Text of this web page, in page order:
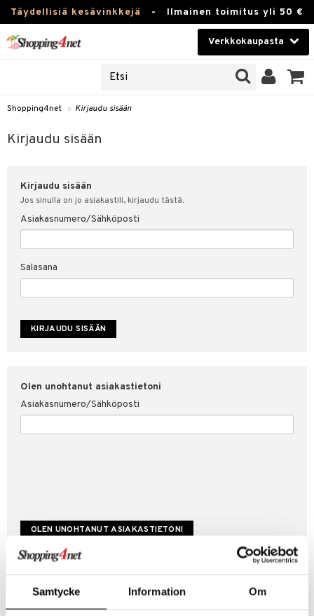
Samtycke Information Om
Täydellisiä kesävinkkejä - Ilmainen toimitus yli 50 €
Verkkokaupasta
Piilolinssit
Luontaistuotteet
Fitness
Koti & Sisustus
Lelut, Lapsi & Vauva
Tuotemerkkejä
Shopping4net » Kirjaudu sisään
Kirjaudu sisään
Kirjaudu sisään
Jos sinulla on jo asiakastili, kirjaudu tästä.
Asiakasnumero/Sähköposti
Salasana
Olen unohtanut asiakastietoni
Asiakasnumero/Sähköposti
Luo uusi asiakas
Hyviä tarjouksia
sisään
& vastauksia
myyntiehdot
suojaus